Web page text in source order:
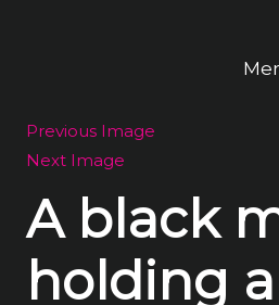
Previous Image
Next Image
A black
holding a